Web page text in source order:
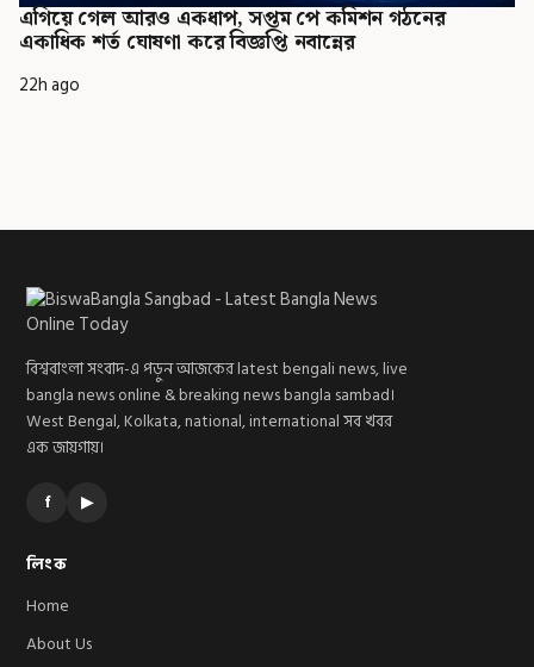
এগিয়ে গেল আরও একধাপ, সপ্তম পে কমিশন গঠনের
একাধিক শর্ত ঘোষণা করে বিজ্ঞপ্তি নবান্নের
22h ago
বিশ্ববাংলা সংবাদ-এ পড়ুন আজকের latest bengali news, live
bangla news online & breaking news bangla sambad।
West Bengal, Kolkata, national, international সব খবর
এক জায়গায়।
f ▶
লিংক
Home
About Us